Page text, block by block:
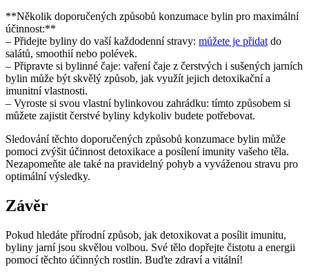
**Několik doporučených způsobů ⁢konzumace bylin​ pro maximální
účinnost:**
– Přidejte byliny ‍do vaší‍ každodenní stravy: můžete ‍je ⁣přidat do
salátů, ⁢smoothií nebo​ polévek.
– Připravte si bylinné čaje: ⁣vaření čaje z čerstvých i sušených jarních
bylin může být ‍skvělý způsob, ⁢jak využít jejich‌ detoxikační ⁤a
imunitní⁣ vlastnosti.
– Vyroste‌ si svou vlastní​ bylinkovou zahrádku: tímto⁣ způsobem si⁤
můžete⁢ zajistit čerstvé byliny kdykoliv budete potřebovat.
Sledování ‍těchto ‍doporučených způsobů⁣ konzumace bylin může
pomoci zvýšit účinnost detoxikace⁤ a ⁢posílení imunity vašeho⁢ těla.
Nezapomeňte​ ale také⁣ na pravidelný pohyb a ‍vyváženou ⁤stravu pro
optimální výsledky.
Závěr
Pokud hledáte ‌přírodní ‍způsob, jak detoxikovat ⁣a posílit imunitu,
byliny jarní jsou skvělou volbou. Své tělo dopřejte čistotu a energii
pomocí těchto účinných rostlin. Buďte zdraví a vitální!